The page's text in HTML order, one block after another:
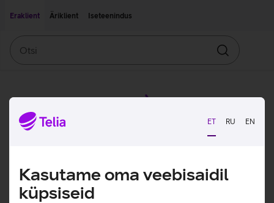
ET RU EN
Kasutame oma veebisaidil
küpsiseid
Eraklient
Äriklient Iseteenindus
Otsin